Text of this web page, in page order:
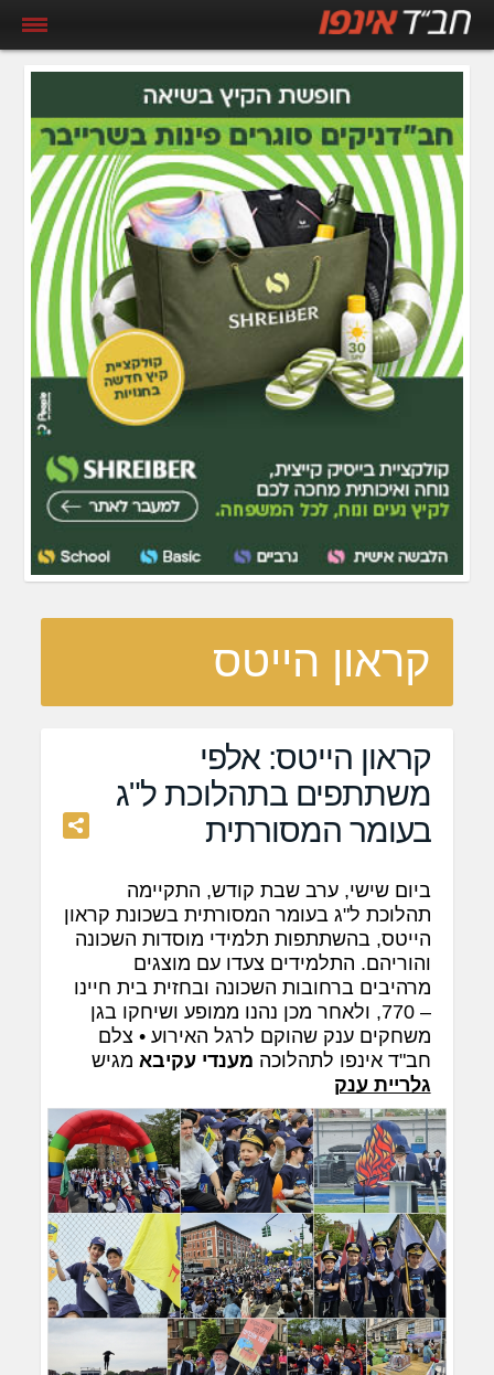
קראון הייטס
קראון הייטס: אלפי
משתתפים בתהלוכת ל"ג
בעומר המסורתית
ביום שישי, ערב שבת קודש, התקיימה
תהלוכת ל"ג בעומר המסורתית בשכונת קראון
הייטס, בהשתתפות תלמידי מוסדות השכונה
והוריהם. התלמידים צעדו עם מוצגים
מרהיבים ברחובות השכונה ובחזית בית חיינו
– 770, ולאחר מכן נהנו ממופע ושיחקו בגן
משחקים ענק שהוקם לרגל האירוע • צלם
חב"ד אינפו לתהלוכה מענדי עקיבא מגיש
גלריית ענק